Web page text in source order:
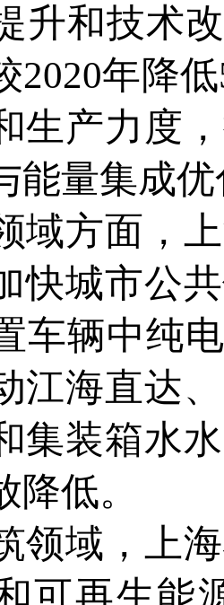
升和技术
2020年降
生产力度
能量集成
方面，上
快城市公
车辆中纯
江海直达
集装箱水
低。
域，上海
可再生能